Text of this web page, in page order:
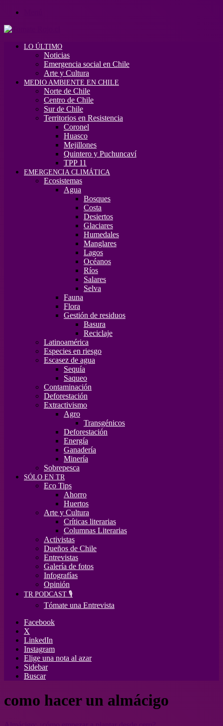
LO ÚLTIMO
Noticias
Emergencia social en Chile
Arte y Cultura
MEDIO AMBIENTE EN CHILE
Norte de Chile
Centro de Chile
Sur de Chile
Territorios en Resistencia
Coronel
Huasco
Mejillones
Quintero y Puchuncaví
TPP 11
EMERGENCIA CLIMÁTICA
Ecosistemas
Agua
Bosques
Costa
Desiertos
Glaciares
Humedales
Manglares
Lagos
Océanos
Ríos
Salares
Selva
Fauna
Flora
Gestión de residuos
Basura
Reciclaje
Latinoamérica
Especies en riesgo
Escasez de agua
Sequía
Saqueo
Contaminación
Deforestación
Extractivismo
Agro
Transgénicos
Deforestación
Energía
Ganadería
Minería
Sobrepesca
SÓLO EN TR
Eco Tips
Ahorro
Huertos
Arte y Cultura
Críticas literarias
Columnas Literarias
Activistas
Dueños de Chile
Entrevistas
Galería de fotos
Infografías
Opinión
TR PODCAST 🎙️
Tómate una Entrevista
Facebook
X
LinkedIn
Instagram
Elige una nota al azar
Sidebar
Buscar
como hacer un almácigo